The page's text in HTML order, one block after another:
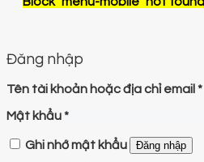
Đăng nhập
Tên tài khoản hoặc địa chỉ email *
Mật khẩu*
Ghi nhớ mật khẩu Đăng nhập